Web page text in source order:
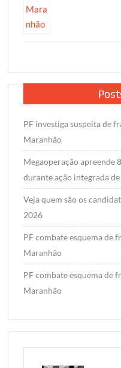
PF investiga suspeita de
Maranhão
Megaoperação apreende
durante ação integrada
Veja quem são os
2026
PF combate esquema de
Maranhão
PF combate esquema de
Maranhão